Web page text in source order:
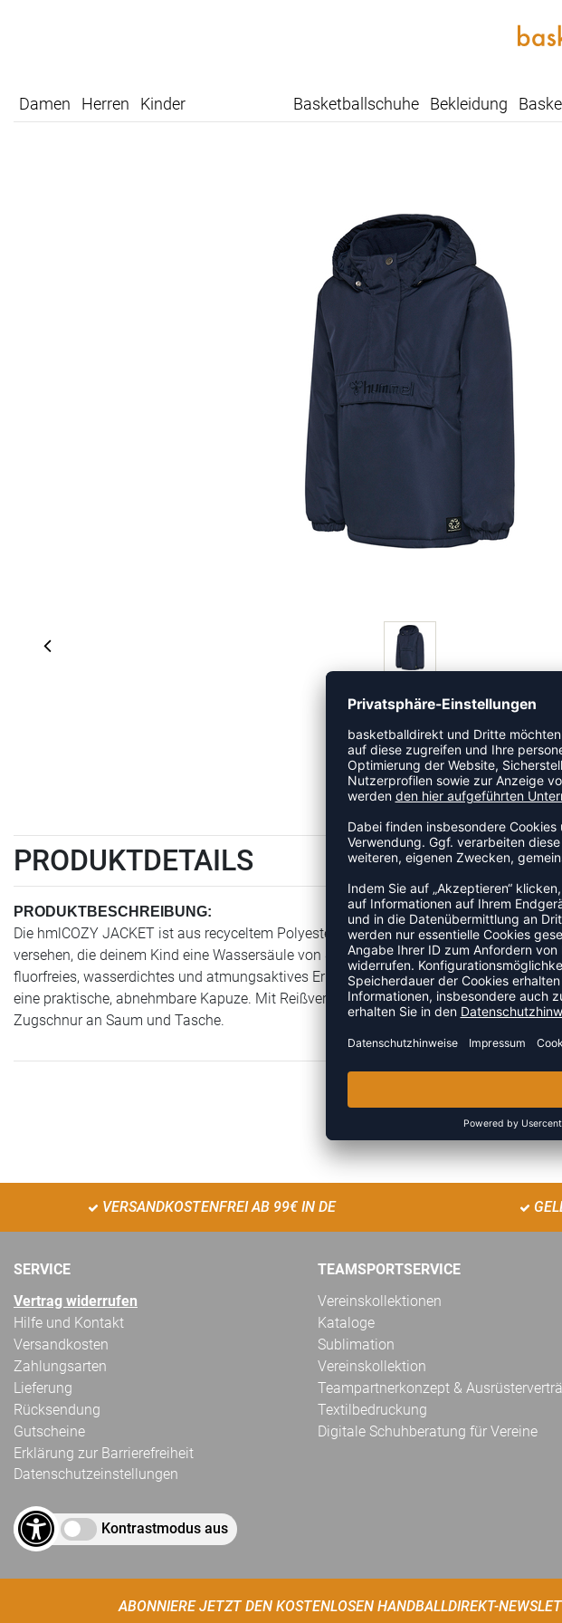
Damen Herren Kinder Basketballschuhe Bekleidung
PRODUKTDETAILS
PRODUKTBESCHREIBUNG:
Die hmlCOZY JACKET ist aus recyceltem Polyester gefertigt und mit einer
versehen, die deinem Kind eine Wassersäule von 8000 mm und eine
fluorfreies, wasserdichtes und atmungsaktives Erlebnis. Die Winterjacke hat geklebte
eine praktische, abnehmbare Kapuze. Mit Reißverschluss in der Seitennaht für
Zugschnur an Saum und Tasche.
VERSANDKOSTENFREI AB 99€ IN DE
SERVICE
Vertrag widerrufen
Hilfe und Kontakt
Versandkosten
Zahlungsarten
Lieferung
Rücksendung
Gutscheine
Erklärung zur Barrierefreiheit
Datenschutzeinstellungen
Kontrastmodus aus
TEAMSPORTSERVICE
Vereinskollektionen
Kataloge
Sublimation
Vereinskollektion
Teampartnerkonzept &
Textilbedruckung
Digitale Schuhberatung für Vereine
ABONNIERE JETZT DEN KOSTENLOSEN HANDBALLDIREKT-